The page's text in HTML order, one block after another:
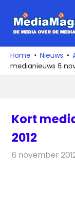
naar
media
over
de
Home Nieuws
medianieuws 6
Kort
2012
6 november